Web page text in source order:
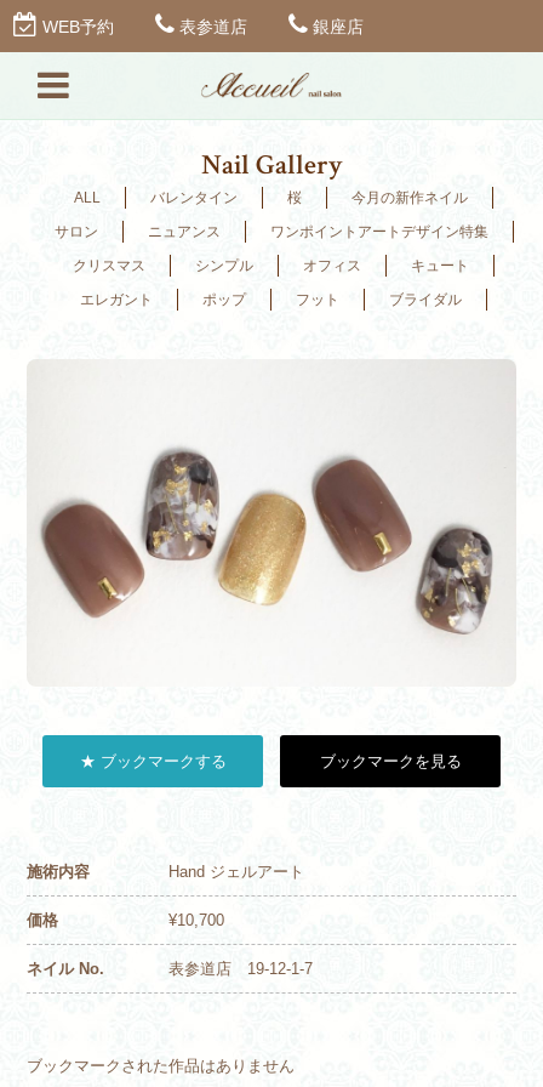
WEB予約 表参道店 銀座店
Nail Gallery
ALL バレンタイン 桜
今月の新作ネイル
サロン
ニュアンス
ワンポイントアートデザイン特集
クリスマス
シンプル オフィス
キュート
エレガント
ポップ フット ブライダル
★ ブックマークする ブックマークを見る
施術内容 Hand ジェルアート
価格 ¥10,700
ネイル No. 表参道店 19-12-1-7
ブックマークされた作品はありません